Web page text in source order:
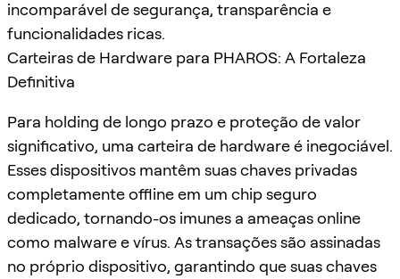
incomparável de segurança, transparência e
funcionalidades ricas.
Carteiras de Hardware para PHAROS: A Fortaleza
Definitiva
Para holding de longo prazo e proteção de valor
significativo, uma carteira de hardware é inegociável.
Esses dispositivos mantêm suas chaves privadas
completamente offline em um chip seguro
dedicado, tornando-os imunes a ameaças online
como malware e vírus. As transações são assinadas
no próprio dispositivo, garantindo que suas chaves